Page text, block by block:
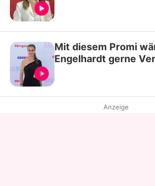
Mit diesem Promi
Engelhardt gerne
Anzeige